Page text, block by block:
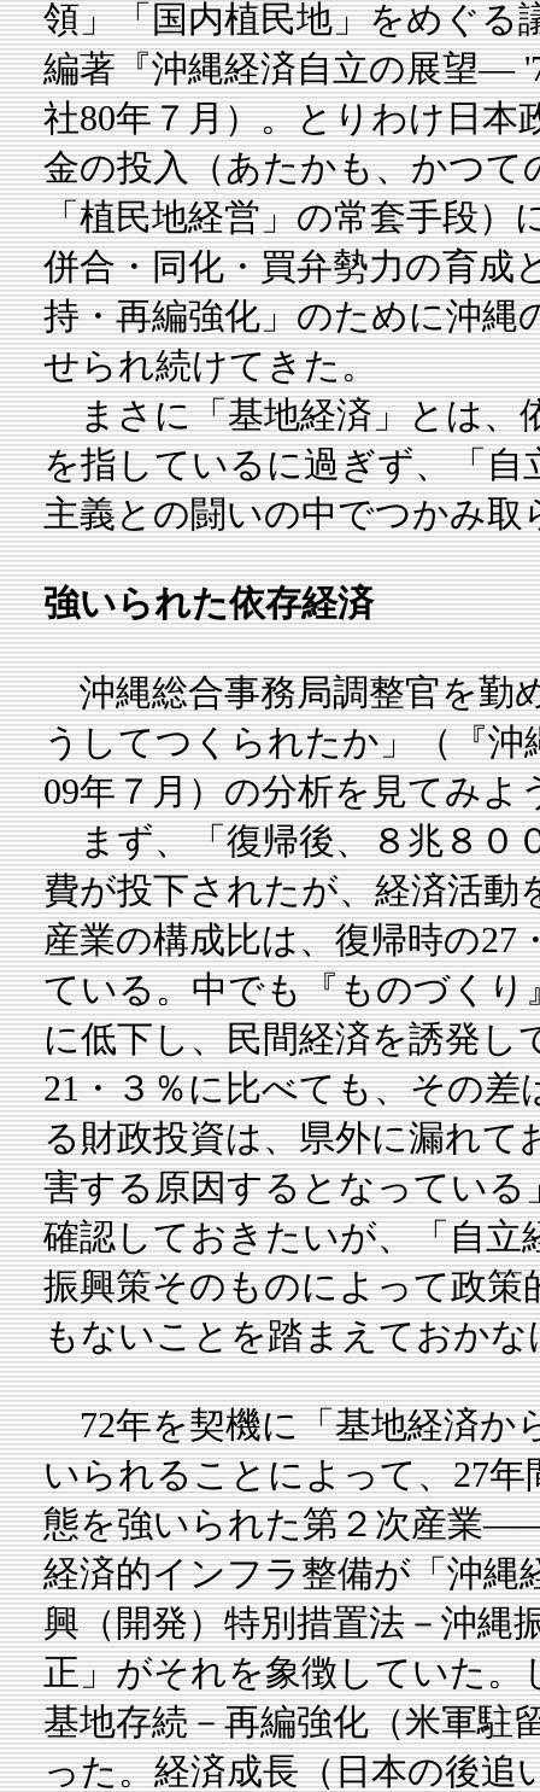
領」「国内植民地」をめぐる
編著『沖縄経済自立の展望―
社80年７月）。とりわけ日本
金の投入（あたかも、かつて
「植民地経営」の常套手段）
併合・同化・買弁勢力の育成
持・再編強化」のために沖縄
せられ続けてきた。
まさに「基地経済」とは、
を指しているに過ぎず、「自
主義との闘いの中でつかみ
強いられた依存経済
沖縄総合事務局調整官を勤
うしてつくられたか」（『沖
09年７月）の分析を見てみよ
まず、「復帰後、８兆８０
費が投下されたが、経済活動
産業の構成比は、復帰時の27
ている。中でも『ものづくり
に低下し、民間経済を誘発し
21・３％に比べても、その差
る財政投資は、県外に漏れて
害する原因するとなってい
確認しておきたいが、「自立
振興策そのものによって政
もないことを踏まえておか
72年を契機に「基地経済か
いられることによって、27
態を強いられた第２次産業
経済的インフラ整備が「沖縄
興（開発）特別措置法－沖縄
正」がそれを象徴していた
基地存続－再編強化（米軍駐
った。経済成長（日本の後追